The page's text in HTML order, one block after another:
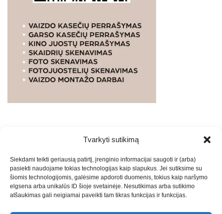
Tvarkyti sutikimą
Siekdami teikti geriausią patirtį, įrenginio informacijai saugoti ir (arba)
pasiekti naudojame tokias technologijas kaip slapukus. Jei sutiksime su
šiomis technologijomis, galėsime apdoroti duomenis, tokius kaip naršymo
elgsena arba unikalūs ID šioje svetainėje. Nesutikimas arba sutikimo
atšaukimas gali neigiamai paveikti tam tikras funkcijas ir funkcijas.
PASLAUGOS. SEO tekstų rašymas, turinio kūrimas,
straipsnių rašymas ir talpinimas į mūsų valdomas
svetaines.2026Armijai.LTTheme: Express News ByAdore
Themes.